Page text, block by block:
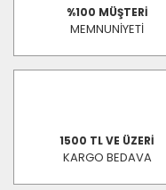
%100 MÜŞTERİ
MEMNUNİYETİ
1500 TL VE ÜZERİ
KARGO BEDAVA